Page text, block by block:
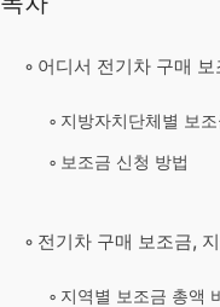
어디서 전기차 구매
지방자치단체별 보
보조금 신청 방법
전기차 구매 보조금,
지역별 보조금 총액